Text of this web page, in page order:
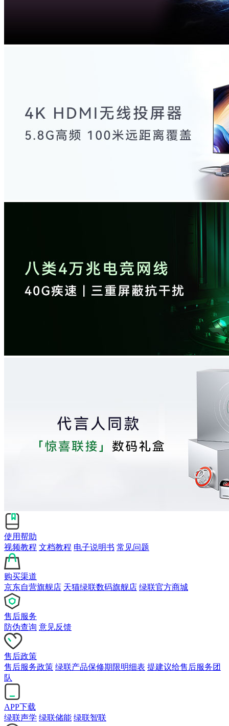
使用帮助
视频教程 文档教程 电子说明书 常见问题
购买渠道
京东自营旗舰店 天猫绿联数码旗舰店 绿联官方商城
售后服务
防伪查询 意见反馈
售后政策
售后服务政策 绿联产品保修期限明细表 提建议给售后服务团
队
APP下载
绿联声学 绿联储能 绿联智联